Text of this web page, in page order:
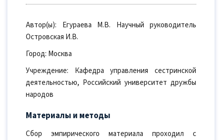
Автор(ы): Егураева М.В. Научный руководитель
Островская И.В.
Город: Москва
Учреждение: Кафедра управления сестринской
деятельностью, Российский университет дружбы
народов
Материалы и методы
Сбор эмпирического материала проходил с